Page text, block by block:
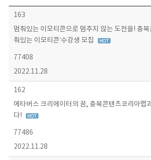
보도자료 목록 - 번호, 제목, 작성자, 파일, 조회수, 작성일 정보 제공
163
멈춰있는 이모티콘으로 멈추지 않는 도전을! 충북
춰있는 이모티콘’수강생 모집
77408
2022.11.28
162
메타버스 크리에이터의 꿈, 충북콘텐츠코리아랩
다!
77486
2022.11.28